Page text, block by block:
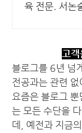
육 전문. 서논
고객
블로그를 6년 넘
전공과는 관련
요즘은 블로그
는 모든 수단을
데, 예전과 지금